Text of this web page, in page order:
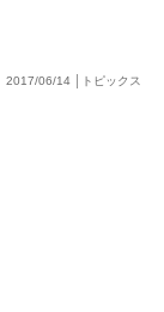
2017/06/14 │トピックス